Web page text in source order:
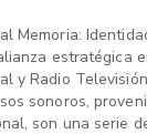
Memoria:
estratégica
y Radio
sonoros,
son una serie